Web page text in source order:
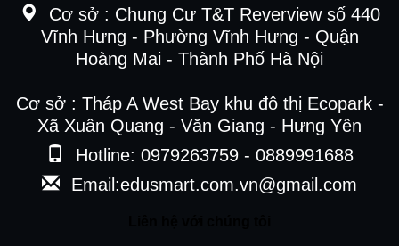
Cơ sở : Chung Cư T&T Reverview số 440
Vĩnh Hưng - Phường Vĩnh Hưng - Quận
Hoàng Mai - Thành Phố Hà Nội
Cơ sở : Tháp A West Bay khu đô thị Ecopark -
Xã Xuân Quang - Văn Giang - Hưng Yên
Hotline: 0979263759 - 0889991688
Email:edusmart.com.vn@gmail.com